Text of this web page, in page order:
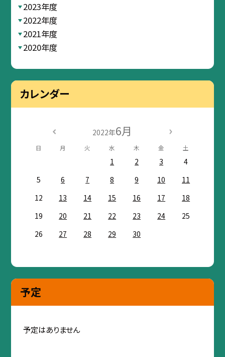
2023年度
2022年度
2021年度
2020年度
カレンダー
2022年6月
日 月 火 水 木 金 土
1 2 3
4
5
6 7 8 9 10
11
12
13 14 15 16 17
18
19
20 21 22 23 24
25
26
27 28 29 30
予定
予定はありません